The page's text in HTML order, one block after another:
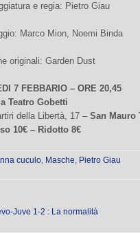
e regia: Pietro Giau
Marco Mion, Noemi Binda
originali: Garden Dust
7 FEBBARIO – ORE 20,45
Teatro Gobetti
della Libertà, 17 – San Mauro
10€ – Ridotto 8€
cuculo, Masche, Pietro Giau
Juve 1-2 : La normalità